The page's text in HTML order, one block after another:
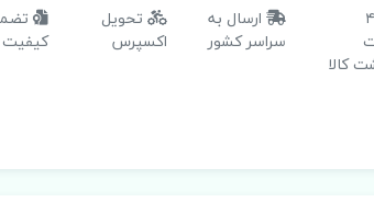
کالا
ارسال به
سراسر کشور
تحویل
اکسپرس
کیفیت